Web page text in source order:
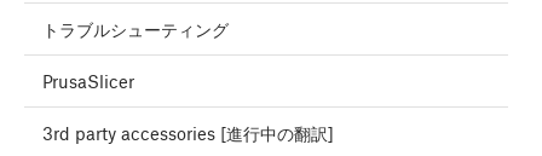
トラブルシューティング
PrusaSlicer
3rd party accessories [進行中の翻訳]